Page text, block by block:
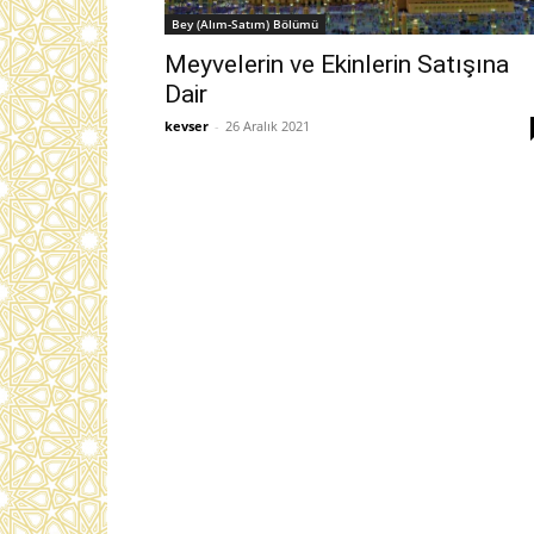
Bey (Alım-Satım) Bölümü
Meyvelerin ve Ekinlerin Satışına
Dair
kevser - 26 Aralık 2021